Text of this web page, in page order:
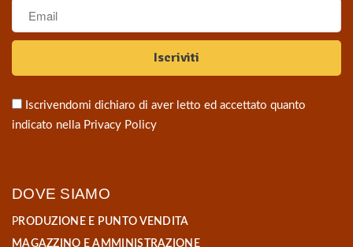
Iscrivendomi dichiaro di aver letto ed accettato quanto
indicato nella Privacy Policy
DOVE SIAMO
PRODUZIONE E PUNTO VENDITA
MAGAZZINO E AMMINISTRAZIONE